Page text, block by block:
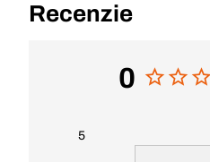
Recenzie
0
5